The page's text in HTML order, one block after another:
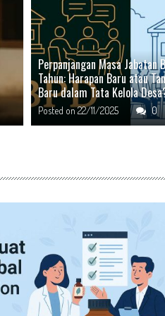
KOPERASI DESA
MEMBANGUN
Perpanjangan Masa Jabatan
Tahun: Harapan Baru atau
Baru dalam Tata Kelola
Posted on22/11/2025 0